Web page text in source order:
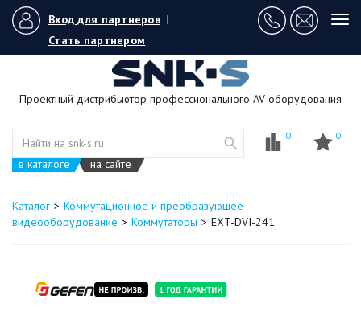
Вход для партнеров |
Стать партнером
Проектный дистрибьютор профессионального AV-оборудования
в каталоге на сайте
0 0
Каталог
Коммутационное и преобразующее
видеооборудование
Коммутаторы EXT-DVI-241